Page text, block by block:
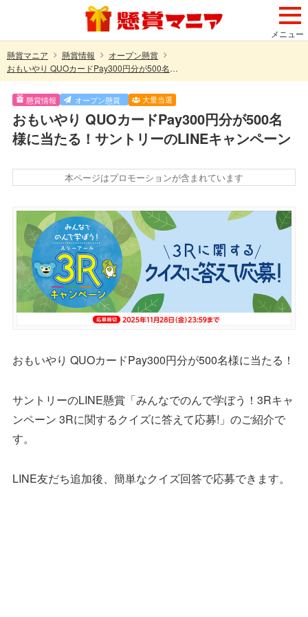
メニュー
懸賞マニア
懸賞情報
オープン懸賞
おもいやり QUOカードPay300円分が500名様に当たる！サントリーのLINEキャンペーン
懸賞情報 オープン懸賞 大量当選
おもいやり QUOカードPay300円分が500名
様に当たる！サントリーのLINEキャンペーン
本ページはプロモーションが含まれています
おもいやり QUOカードPay300円分が500名様に当たる！
サントリーのLINE懸賞「みんなでのんで学ぼう！3Rキャ
ンペーン 3Rに関するクイズに答えて応募!」のご紹介で
す。
LINE友だち追加後、簡単なクイズ回答で応募できます。